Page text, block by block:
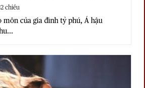
chiều
môn của gia đình tỷ phú, Á hậu